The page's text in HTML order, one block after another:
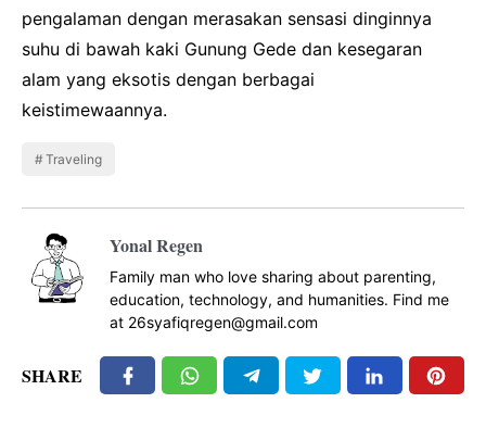
pengalaman dengan merasakan sensasi dinginnya
suhu di bawah kaki Gunung Gede dan kesegaran
alam yang eksotis dengan berbagai
keistimewaannya.
Traveling
Yonal Regen
Family man who love sharing about parenting,
education, technology, and humanities. Find me
at 26syafiqregen@gmail.com
SHARE